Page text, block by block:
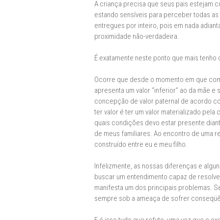
A criança precisa que seus pais estejam
estando sensíveis para perceber todas
entregues por inteiro, pois em nada
proximidade não-verdadeira.
É exatamente neste ponto que mais
Ocorre que desde o momento em que
apresenta um valor “inferior” ao da mãe
concepção de valor paternal de acordo
ter valor é ter um valor materializado pela
quais condições devo estar presente
de meus familiares. Ao encontro de uma
construído entre eu e meu filho.
Infelizmente, as nossas diferenças e
buscar um entendimento capaz de
manifesta um dos principais problemas.
sempre sob a ameaça de sofrer